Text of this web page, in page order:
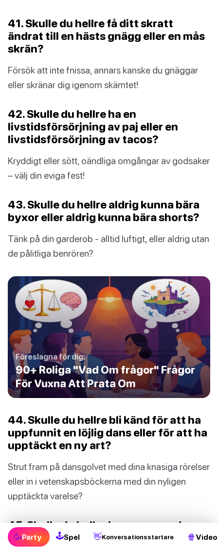
41. Skulle du hellre få ditt skratt
ändrat till en hästs gnägg eller en mås
skrän?
Försök att inte fnissa, annars kanske du gnäggar
eller skränar dig igenom skämtet!
42. Skulle du hellre ha en
livstidsförsörjning av paj eller en
livstidsförsörjning av tacos?
Kryddigt eller sött, oändliga omgångar av godsaker
– välj din eviga fest!
43. Skulle du hellre aldrig kunna bära
byxor eller aldrig kunna bära shorts?
Tänk på din garderob - alltid luftigt, eller aldrig utan
de pålitliga benrören?
Föreslagna för dig:
90+ Roliga "Vad Om frågor" Frågor
För Vuxna Att Prata Om
44. Skulle du hellre bli känd för att ha
uppfunnit en löjlig dans eller för att ha
upptäckt en ny art?
Strut fram på dansgolvet med dina knasiga rörelser
eller in i vetenskapsböckerna med din nyligen
upptäckta varelse?
45. Skulle du hellre bara resa med
enhjuling eller med styltpinne resten
🥳Party 🕹Spel 👋Konversationsstartare 🍿